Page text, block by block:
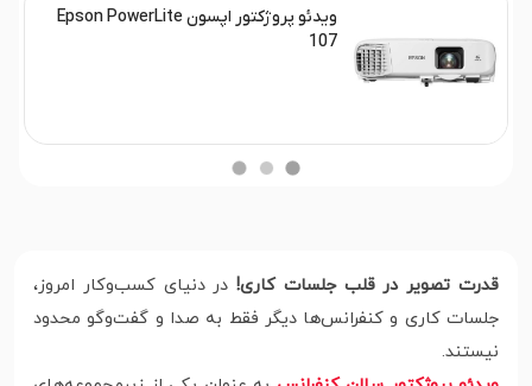
ویدئو پروژکتور اپسون Epson PowerLite
107
قدرت تصویر در قلب جلسات کاری! در دنیای کسب‌وکار امروز،
جلسات کاری و کنفرانس‌ها دیگر فقط به صدا و گفت‌وگو محدود
نیستند.